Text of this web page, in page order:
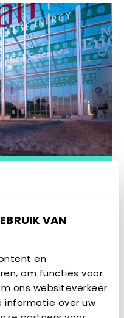
VAN
en
om functies voor
ons websiteverkeer
informatie over uw
+ Sociaal